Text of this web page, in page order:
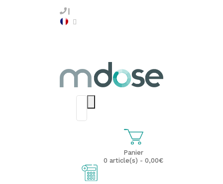
Panier
0 article(s) - 0,00€